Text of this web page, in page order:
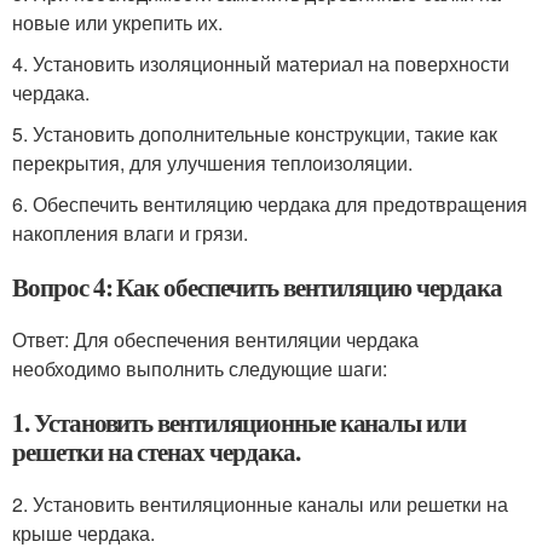
новые или укрепить их.
4. Установить изоляционный материал на поверхности
чердака.
5. Установить дополнительные конструкции, такие как
перекрытия, для улучшения теплоизоляции.
6. Обеспечить вентиляцию чердака для предотвращения
накопления влаги и грязи.
Вопрос 4: Как обеспечить вентиляцию чердака
Ответ: Для обеспечения вентиляции чердака
необходимо выполнить следующие шаги:
1. Установить вентиляционные каналы или
решетки на стенах чердака.
2. Установить вентиляционные каналы или решетки на
крыше чердака.